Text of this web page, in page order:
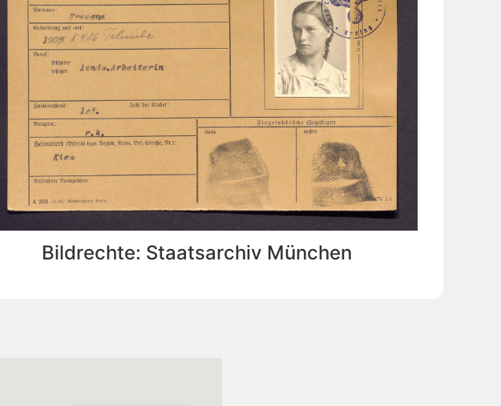
Bildrechte: Staatsarchiv München